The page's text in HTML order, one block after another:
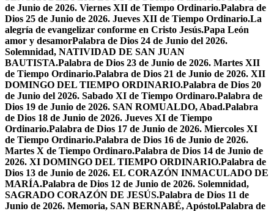
de Junio de 2026. Viernes XII de Tiempo Ordinario.Palabra de
Dios 25 de Junio de 2026. Jueves XII de Tiempo Ordinario.La
alegría de evangelizar conforme en Cristo Jesús.Papa León
amor y desamorPalabra de Dios 24 de Junio del 2026.
Solemnidad, NATIVIDAD DE SAN JUAN
BAUTISTA.Palabra de Dios 23 de Junio de 2026. Martes XII
de Tiempo Ordinario.Palabra de Dios 21 de Junio de 2026. XII
DOMINGO DEL TIEMPO ORDINARIO.Palabra de Dios 20
de Junio del 2026. Sabado XI de Tiempo Ordinaro.Palabra de
Dios 19 de Junio de 2026. SAN ROMUALDO, Abad.Palabra
de Dios 18 de Junio de 2026. Jueves XI de Tiempo
Ordinario.Palabra de Dios 17 de Junio de 2026. Miercoles XI
de Tiempo Ordinario.Palabra de Dios 16 de Junio de 2026.
Martes X de Tiempo Ordinaro.Palabra de Dios 14 de Junio de
2026. XI DOMINGO DEL TIEMPO ORDINARIO.Palabra de
Dios 13 de Junio de 2026. EL CORAZÓN INMACULADO DE
MARÍA.Palabra de Dios 12 de Junio de 2026. Solemnidad,
SAGRADO CORAZÓN DE JESÚS.Palabra de Dios 11 de
Junio de 2026. Memoria, SAN BERNABÉ, Apóstol.Palabra de